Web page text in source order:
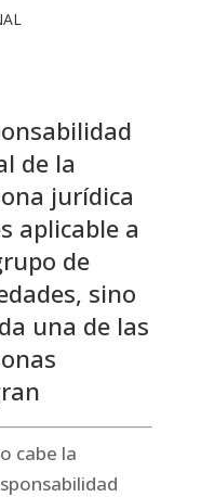
de la
jurídica
aplicable a
de
sino
una de las
cabe la